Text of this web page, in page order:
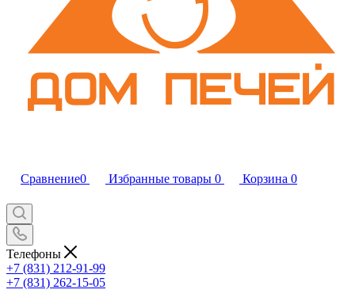
Сравнение0 Избранные товары 0 Корзина 0
Телефоны
+7 (831) 212-91-99
+7 (831) 262-15-05